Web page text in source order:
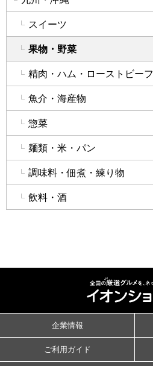
スイーツ
果物・野菜
精肉・ハム・ローストビーフ
魚介・海産物
惣菜
麺類・米・パン
調味料・佃煮・練り物
飲料・酒
企業情報
ご利用ガイド